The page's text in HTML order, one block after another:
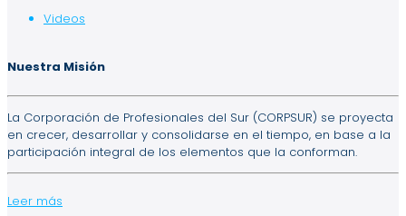
Videos
Nuestra Misión
La Corporación de Profesionales del Sur (CORPSUR) se proyecta
en crecer, desarrollar y consolidarse en el tiempo, en base a la
participación integral de los elementos que la conforman.
Leer más